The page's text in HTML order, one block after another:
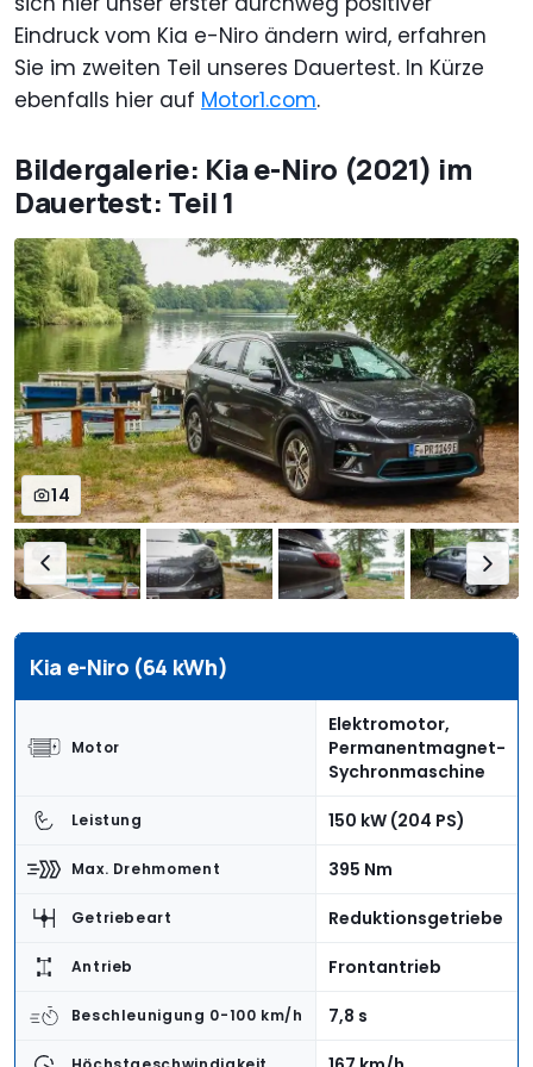
Eindruck vom Kia e-Niro ändern wird, erfahren
Sie im zweiten Teil unseres Dauertest. In Kürze
ebenfalls hier auf Motor1.com.
Bildergalerie: Kia e-Niro (2021) im
Dauertest: Teil 1
14
Kia e-Niro (64 kWh)
Motor
Elektromotor,
Permanentmagnet-
Sychronmaschine
Leistung 150 kW (204 PS)
Max. Drehmoment 395 Nm
Getriebeart Reduktionsgetriebe
Antrieb Frontantrieb
Beschleunigung 0-100 km/h 7,8 s